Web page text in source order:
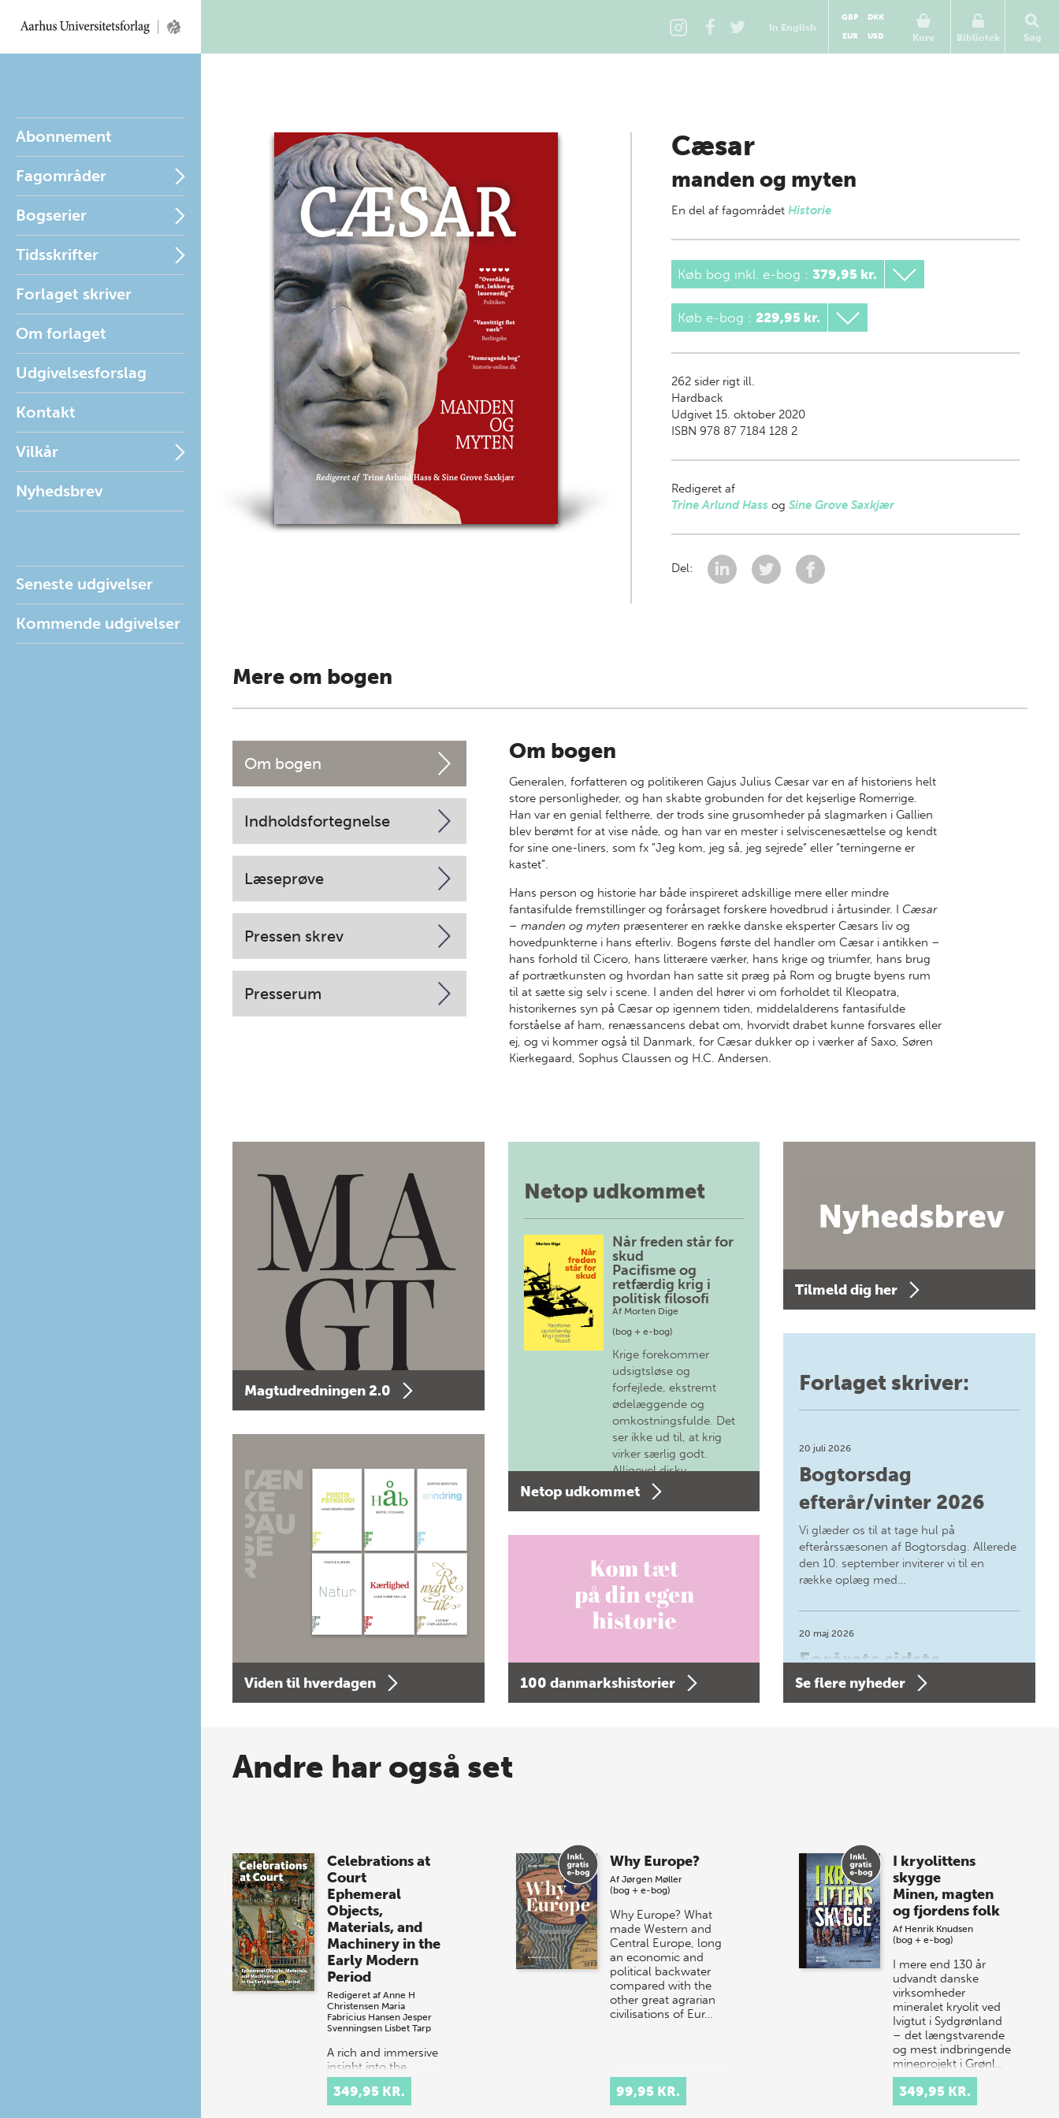
In English
Kurv
GBP
DKK
EUR
USD Bibliotek Søg
Abonnement
Fagområder
Bogserier
Tidsskrifter
Forlaget skriver
Om forlaget
Udgivelsesforslag
Kontakt
Vilkår
Nyhedsbrev
Seneste udgivelser
Kommende udgivelser
Cæsar
manden og myten
En del af fagområdet Historie
Køb bog inkl. e-bog : 379,95 kr.
Køb e-bog : 229,95 kr.
262sider rigt ill.
Hardback
Udgivet 15. oktober 2020
ISBN 978 87 7184 128 2
Redigeret af
Trine Arlund Hassog Sine Grove Saxkjær
Del:
Mere om bogen
Om bogen
Indholdsfortegnelse
Læseprøve
Pressen skrev
Presserum
Om bogen
Generalen, forfatteren og politikeren Gajus Julius Cæsar var en af historiens helt
store personligheder, og han skabte grobunden for det kejserlige Romerrige.
Han var en genial feltherre, der trods sine grusomheder på slagmarken i Gallien
blev berømt for at vise nåde, og han var en mester i selviscenesættelse og kendt
for sine one-liners, som fx ”Jeg kom, jeg så, jeg sejrede” eller ”terningerne er
kastet”.
Hans person og historie har både inspireret adskillige mere eller mindre
fantasifulde fremstillinger og forårsaget forskere hovedbrud i årtusinder. I Cæsar
– manden og myten præsenterer en række danske eksperter Cæsars liv og
hovedpunkterne i hans efterliv. Bogens første del handler om Cæsar i antikken –
hans forhold til Cicero, hans litterære værker, hans krige og triumfer, hans brug
af portrætkunsten og hvordan han satte sit præg på Rom og brugte byens rum
til at sætte sig selv i scene. I anden del hører vi om forholdet til Kleopatra,
historikernes syn på Cæsar op igennem tiden, middelalderens fantasifulde
forståelse af ham, renæssancens debat om, hvorvidt drabet kunne forsvares eller
ej, og vi kommer også til Danmark, for Cæsar dukker op i værker af Saxo, Søren
Kierkegaard, Sophus Claussen og H.C. Andersen.
Magtudredningen 2.0
Viden til hverdagen
Netop udkommet
Når freden står for
skud
Pacifisme og
retfærdig krig i
politisk filosofi
Af Morten Dige
(bog + e-bog)
Krige forekommer
udsigtsløse og
forfejlede, ekstremt
ødelæggende og
omkostningsfulde. Det
ser ikke ud til, at krig
virker særlig godt.
Alligevel diskv…
Netop udkommet
100 danmarkshistorier
Tilmeld dig her
Forlaget skriver:
20 juli 2026
Bogtorsdag
efterår/vinter 2026
Vi glæder os til at tage hul på
efterårssæsonen af Bogtorsdag. Allerede
den 10. september inviterer vi til en
række oplæg med…
20 maj 2026
Forårets sidste
Bogtorsdag 11. juni
Spar op til 70% til
sommer-lagersalg!
Vi gentager succesen og inviterer igen i
år til vores store sommer-lagersalg,
så sæt kryds i kalenderen onsdag den
10. j…
Se flere nyheder
Andre har også set
Celebrations at
Court
Ephemeral
Objects,
Materials, and
Machinery in the
Early Modern
Period
Redigeret af Anne H
Christensen Maria
Fabricius Hansen Jesper
Svenningsen Lisbet Tarp
A rich and immersive
insight into the
spectacular courtly
festival culture of
16th and 17th-
349,95 KR.
Why Europe?
Af Jørgen Møller
(bog + e-bog)
Why Europe? What
made Western and
Central Europe, long
an economic and
political backwater
compared with the
other great agrarian
civilisations of Eur…
99,95 KR.
I kryolittens
skygge
Minen, magten
og fjordens folk
Af Henrik Knudsen
(bog + e-bog)
I mere end 130 år
udvandt danske
virksomheder
mineralet kryolit ved
Ivigtut i Sydgrønland
– det længstvarende
og mest indbringende
mineprojekt i Grønl…
349,95 KR.